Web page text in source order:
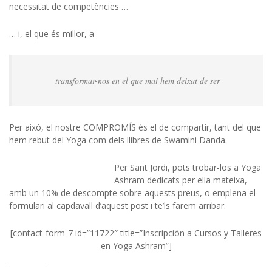
necessitat de competències …
… i, el que és millor, a
transformar-nos en el que mai hem deixat de ser
Per això, el nostre COMPROMÍS és el de compartir, tant del que
hem rebut del Yoga com dels llibres de Swamini Danda.
Per Sant Jordi, pots trobar-los a Yoga
Ashram dedicats per ella mateixa,
amb un 10% de descompte sobre aquests preus, o emplena el
formulari al capdavall d’aquest post i te’ls farem arribar.
[contact-form-7 id=”11722″ title=”Inscripción a Cursos y Talleres
en Yoga Ashram”]